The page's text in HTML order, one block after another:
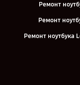
Ремонт
Ремонт
Ремонт ноутбука